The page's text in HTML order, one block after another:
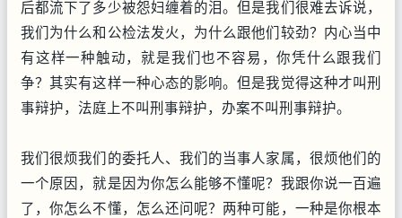
后都流下了多少被怨妇缠着的泪。但是我们很难去诉说，
我们为什么和公检法发火，为什么跟他们较劲？内心当中
有这样一种触动，就是我们也不容易，你凭什么跟我们
争？其实有这样一种心态的影响。但是我觉得这种才叫刑
事辩护，法庭上不叫刑事辩护，办案不叫刑事辩护。
我们很烦我们的委托人、我们的当事人家属，很烦他们的
一个原因，就是因为你怎么能够不懂呢？我跟你说一百遍
了，你怎么不懂，怎么还问呢？两种可能，一种是你根本